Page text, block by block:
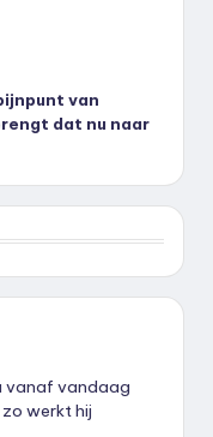
van
dat nu naar
vanaf vandaag
werkt hij